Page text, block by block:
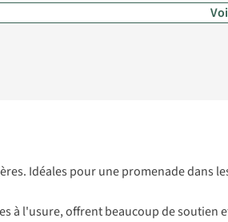
Idéales pour une promenade dans
à l'usure, offrent beaucoup de soutien